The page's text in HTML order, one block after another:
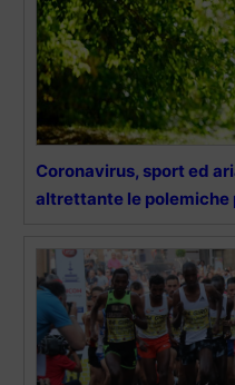
Coronavirus, sport ed
altrettante le polemiche